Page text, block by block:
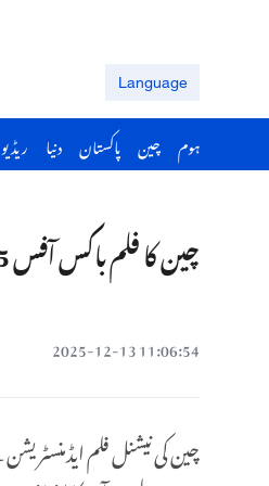
Language
ہوم چین پاکستان دنیا ریڈیو
چین کا فلم باکس آفس 2025 میں 50 بلین یوآن سے تجاوز کر گیا
11:06:54 2025-12-13